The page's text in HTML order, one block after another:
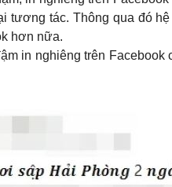
tương tác. Thông qua đó
hơn nữa.
in nghiêng trên